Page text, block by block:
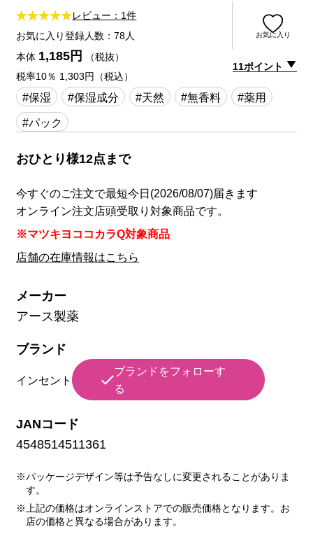
レビュー：1件
お気に入り登録人数：78人
お気に入り
本体 1,185円
（税抜）
税率10％ 1,303円（税込）
11ポイント
#保湿 #保湿成分 #天然 #無香料
#薬用
#パック
おひとり様12点まで
今すぐのご注文で最短今日(2026/08/07)届きます
オンライン注文店頭受取り対象商品です。
※マツキヨココカラQ対象商品
店舗の在庫情報はこちら
メーカー
アース製薬
ブランド
インセント
ブランドをフォローす
る
JANコード
4548514511361
※パッケージデザイン等は予告なしに変更されることがありま
す。
※上記の価格はオンラインストアでの販売価格となります。お
店の価格と異なる場合があります。